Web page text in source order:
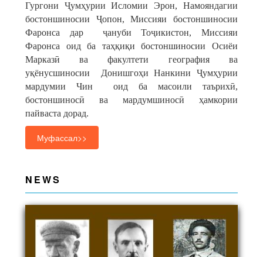
Гургони Ҷумҳурии Исломии Эрон, Намояндагии
бостоншиносии Ҷопон, Миссияи бостоншиносии
Фаронса дар ҷануби Тоҷикистон, Миссияи
Фаронса оид ба таҳқиқи бостоншиносии Осиёи
Марказӣ ва факултети география ва
уқёнусшиносии Донишгоҳи Нанкини Ҷумҳурии
мардумии Чин оид ба масоили таърихӣ,
бостоншиносӣ ва мардумшиносӣ ҳамкории
пайваста дорад.
Муфассал>>
NEWS